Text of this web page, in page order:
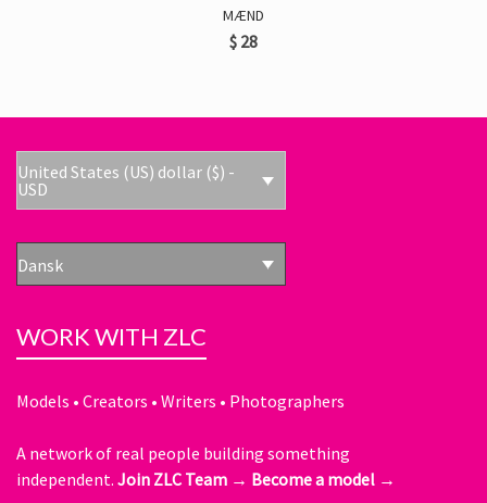
MÆND
$ 28
United States (US) dollar ($) -
USD
Dansk
WORK WITH ZLC
Models • Creators • Writers • Photographers
A network of real people building something
independent. Join ZLC Team → Become a model →